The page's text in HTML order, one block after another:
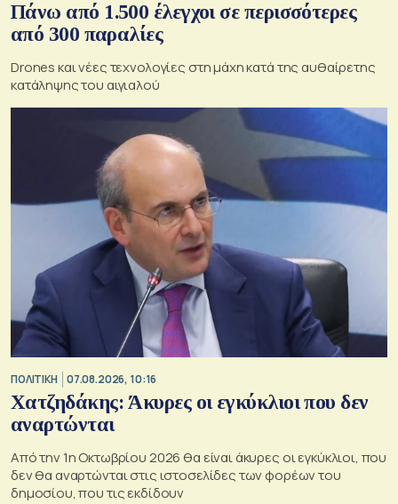
Πάνω από 1.500 έλεγχοι σε περισσότερες
από 300 παραλίες
Drones και νέες τεχνολογίες στη μάχη κατά της αυθαίρετης
κατάληψης του αιγιαλού
ΠΟΛΙΤΙΚΗ 07.08.2026, 10:16
Χατζηδάκης: Άκυρες οι εγκύκλιοι που δεν
αναρτώνται
Από την 1η Οκτωβρίου 2026 θα είναι άκυρες οι εγκύκλιοι, που
δεν θα αναρτώνται στις ιστοσελίδες των φορέων του
δημοσίου, που τις εκδίδουν